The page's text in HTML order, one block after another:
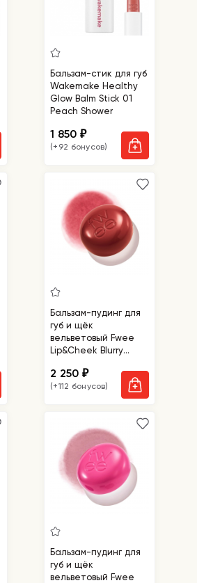
Бальзам-стик для губ
Wakemake Healthy
Glow Balm Stick 01
Peach Shower
1 850₽
(+92 бонусов)
Бальзам-пудинг для
губ и щёк
вельветовый Fwee
Lip&Cheek Blurry
2 250₽
(+112 бонусов)
Бальзам-пудинг для
губ и щёк
вельветовый Fwee